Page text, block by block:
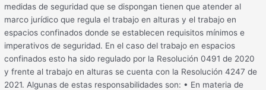
medidas de seguridad que se dispongan tienen que atender al
marco jurídico que regula el trabajo en alturas y el trabajo en
espacios confinados donde se establecen requisitos mínimos e
imperativos de seguridad. En el caso del trabajo en espacios
confinados esto ha sido regulado por la Resolución 0491 de 2020
y frente al trabajo en alturas se cuenta con la Resolución 4247 de
2021. Algunas de estas responsabilidades son: • En materia de